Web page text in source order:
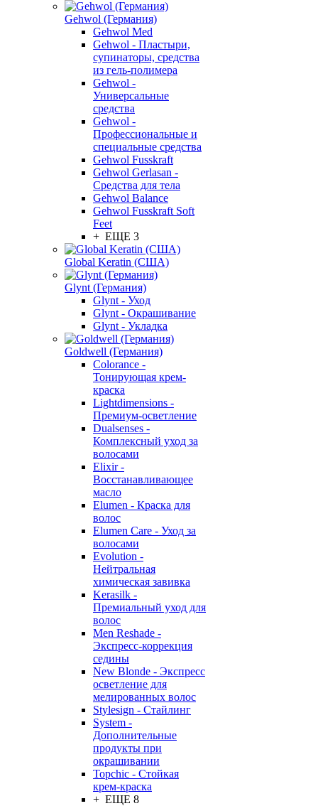
Gehwol (Германия)
Gehwol Med
Gehwol - Пластыри,
супинаторы, средства
из гель-полимера
Gehwol -
Универсальные
средства
Gehwol -
Профессиональные и
специальные средства
Gehwol Fusskraft
Gehwol Gerlasan -
Средства для тела
Gehwol Balance
Gehwol Fusskraft Soft
Feet
+ ЕЩЕ 3
Global Keratin (США)
Glynt (Германия)
Glynt - Уход
Glynt - Окрашивание
Glynt - Укладка
Goldwell (Германия)
Colorance -
Тонирующая крем-
краска
Lightdimensions -
Премиум-осветление
Dualsenses -
Комплексный уход за
волосами
Elixir -
Восстанавливающее
масло
Elumen - Краска для
волос
Elumen Care - Уход за
волосами
Evolution -
Нейтральная
химическая завивка
Kerasilk -
Премиальный уход для
волос
Men Reshade -
Экспресс-коррекция
седины
New Blonde - Экспресс
осветление для
мелированных волос
Stylesign - Стайлинг
System -
Дополнительные
продукты при
окрашивании
Topchic - Стойкая
крем-краска
+ ЕЩЕ 8